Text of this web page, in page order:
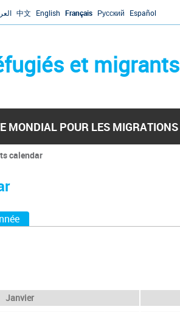
中文 English Français Русский Español
et migrants
MONDIAL POUR LES MIGRATIONS
calendar
Janvier